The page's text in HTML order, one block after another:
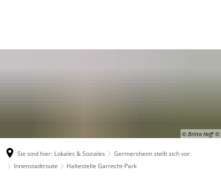
© Britta Hoff
Sie sind hier: Lokales & Soziales
Germersheim stellt sich vor
Innenstadtroute
Haltestelle Garrecht-Park